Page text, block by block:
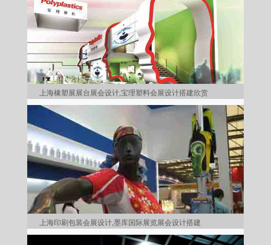
上海橡塑展展台展会设计,宝理塑料会展设计搭建欣赏
上海印刷包装会展设计,墨库国际展览展会设计搭建